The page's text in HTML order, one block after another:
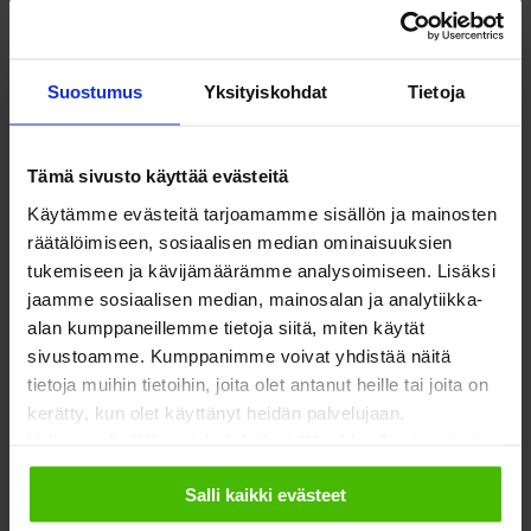
Suostumus Yksityiskohdat Tietoja
Tämä sivusto käyttää evästeitä
Käytämme evästeitä tarjoamamme sisällön ja mainosten
räätälöimiseen, sosiaalisen median ominaisuuksien
tukemiseen ja kävijämäärämme analysoimiseen. Lisäksi
jaamme sosiaalisen median, mainosalan ja analytiikka-
alan kumppaneillemme tietoja siitä, miten käytät
sivustoamme. Kumppanimme voivat yhdistää näitä
tietoja muihin tietoihin, joita olet antanut heille tai joita on
kerätty, kun olet käyttänyt heidän palvelujaan.
sallimiisi evästeisiin.
Salli kaikki evästeet
Toimitusjohtaja
Puh.+358 40 596 2688
ilkka.ylilauri@stoka.fi
Lotta Kaartinen
Markkinointi ja viestintä
Puh.+358 40 014 6000
lotta.kaartinen@stoka.fi